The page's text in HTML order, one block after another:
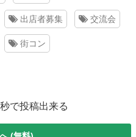
出店者募集 交流会
街コン
で投稿出来る